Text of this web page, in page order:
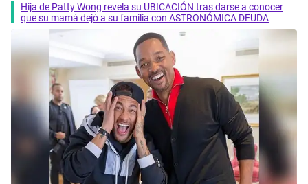
Hija de Patty Wong revela su UBICACIÓN tras darse a conocer
que su mamá dejó a su familia con ASTRONÓMICA DEUDA